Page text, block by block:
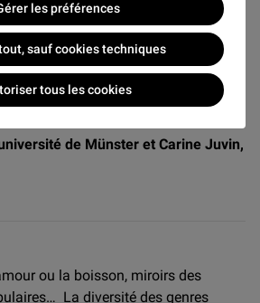
les préférences
sauf cookies techniques
tous les cookies
Partager cet article
de Münster et Carine Juvin,
ou la boisson, miroirs des
La diversité des genres